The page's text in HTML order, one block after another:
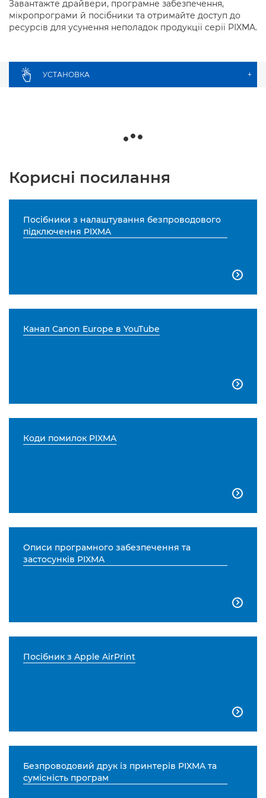
Завантажте драйвери, програмне забезпечення,
мікропрограми й посібники та отримайте доступ до
ресурсів для усунення неполадок продукції серії PIXMA.
УСТАНОВКА +
Корисні посилання
Посібники з налаштування безпроводового
підключення PIXMA

Канал Canon Europe в YouTube

Коди помилок PIXMA

Описи програмного забезпечення та
застосунків PIXMA

Посібник з Apple AirPrint

Безпроводовий друк із принтерів PIXMA та
сумісність програм